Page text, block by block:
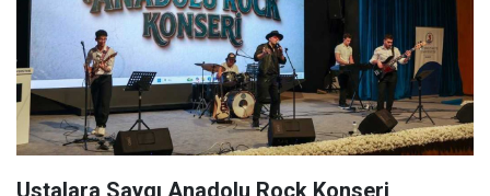
Ustalara Saygı Anadolu Rock Konseri